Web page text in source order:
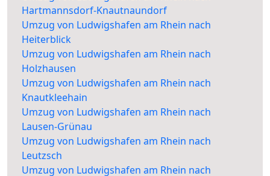
Hartmannsdorf-Knautnaundorf
Umzug von Ludwigshafen am Rhein nach
Heiterblick
Umzug von Ludwigshafen am Rhein nach
Holzhausen
Umzug von Ludwigshafen am Rhein nach
Knautkleehain
Umzug von Ludwigshafen am Rhein nach
Lausen-Grünau
Umzug von Ludwigshafen am Rhein nach
Leutzsch
Umzug von Ludwigshafen am Rhein nach